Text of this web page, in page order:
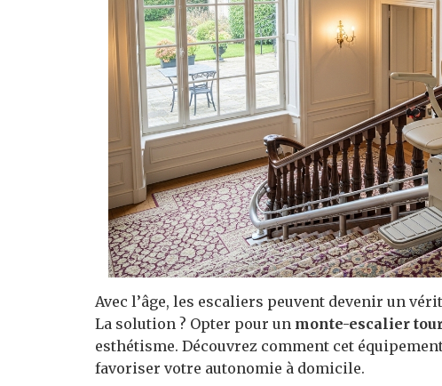
Avec l’âge, les escaliers peuvent devenir un
La solution ? Opter pour un monte-escalier
esthétisme. Découvrez comment cet
favoriser votre autonomie à domicile.